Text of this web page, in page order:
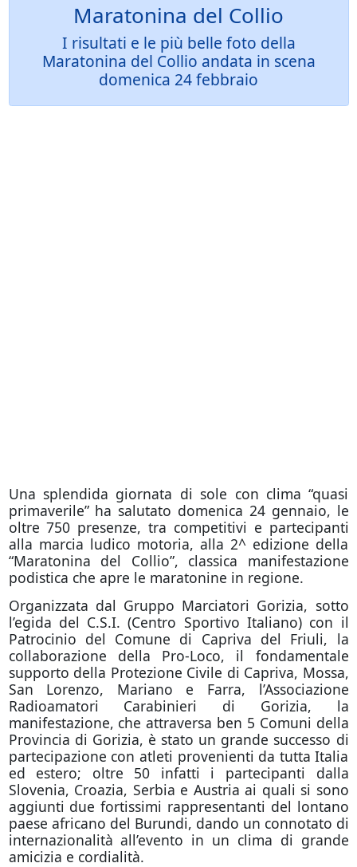
Maratonina del Collio
I risultati e le più belle foto della
Maratonina del Collio andata in scena
domenica 24 febbraio
Una splendida giornata di sole con clima “quasi
primaverile” ha salutato domenica 24 gennaio, le
oltre 750 presenze, tra competitivi e partecipanti
alla marcia ludico motoria, alla 2^ edizione della
“Maratonina del Collio”, classica manifestazione
podistica che apre le maratonine in regione.
Organizzata dal Gruppo Marciatori Gorizia, sotto
l’egida del C.S.I. (Centro Sportivo Italiano) con il
Patrocinio del Comune di Capriva del Friuli, la
collaborazione della Pro-Loco, il fondamentale
supporto della Protezione Civile di Capriva, Mossa,
San Lorenzo, Mariano e Farra, l’Associazione
Radioamatori Carabinieri di Gorizia, la
manifestazione, che attraversa ben 5 Comuni della
Provincia di Gorizia, è stato un grande successo di
partecipazione con atleti provenienti da tutta Italia
ed estero; oltre 50 infatti i partecipanti dalla
Slovenia, Croazia, Serbia e Austria ai quali si sono
aggiunti due fortissimi rappresentanti del lontano
paese africano del Burundi, dando un connotato di
internazionalità all’evento in un clima di grande
amicizia e cordialità.